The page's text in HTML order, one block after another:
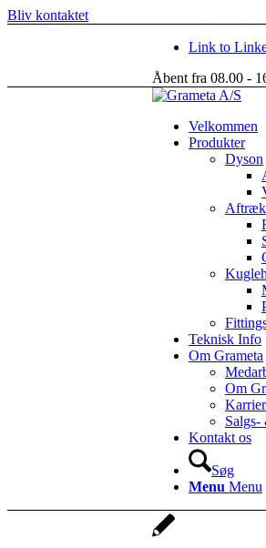
Bliv kontaktet
Link to
Åbent fra 08.00 -
Velkommen
Produkter
Dyson
Aftræk
Teknisk Info
Om Grameta
Om
Salgs-
Kontakt os
Søg
Menu Menu